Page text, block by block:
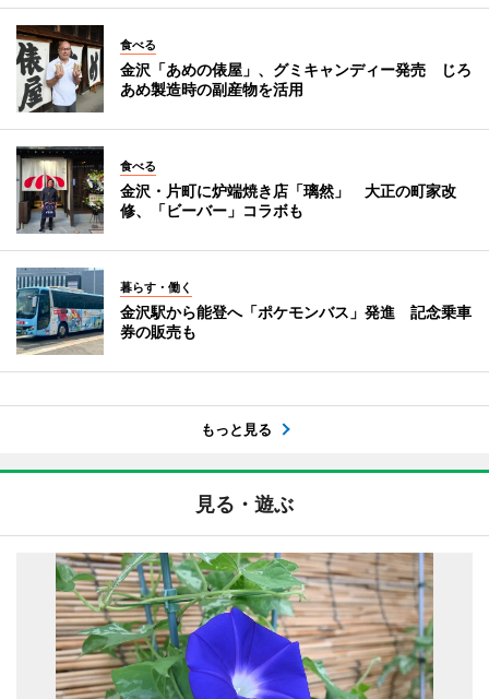
食べる
金沢「あめの俵屋」、グミキャンディー発売 じろ
あめ製造時の副産物を活用
食べる
金沢・片町に炉端焼き店「璃然」 大正の町家改
修、「ビーバー」コラボも
暮らす・働く
金沢駅から能登へ「ポケモンバス」発進 記念乗車
券の販売も
もっと見る
見る・遊ぶ